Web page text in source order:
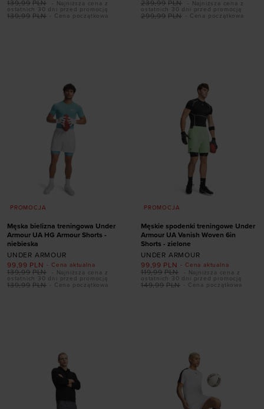
- Cena początkowa
139,99 PLN
139,99 PLN
- Najniższa cena z
ostatnich 30 dni przed promocją
- Cena początkowa
299,99 PLN
239,99 PLN
- Najniższa cena z
ostatnich 30 dni przed promocją
PROMOCJA
Męska bielizna treningowa Under
Armour UA HG Armour Shorts -
niebieska
UNDER ARMOUR
- Cena aktualna
99,99 PLN
- Cena początkowa
139,99 PLN
139,99 PLN
- Najniższa cena z
ostatnich 30 dni przed promocją
PROMOCJA
Męskie spodenki treningowe Under
Armour UA Vanish Woven 6in
Shorts - zielone
UNDER ARMOUR
- Cena aktualna
99,99 PLN
- Cena początkowa
149,99 PLN
119,99 PLN
- Najniższa cena z
ostatnich 30 dni przed promocją